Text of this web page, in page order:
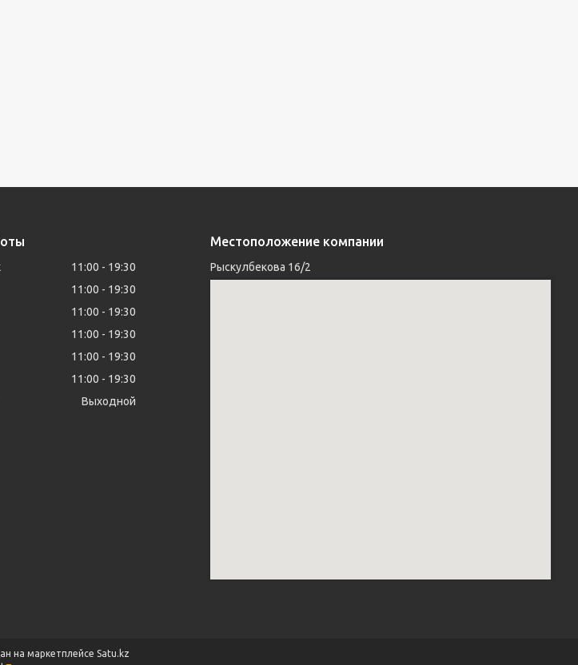
11:00
19:30
11:00
19:30
11:00
19:30
11:00
19:30
11:00
19:30
11:00
19:30
Выходной
Местоположение компании
Рыскулбекова 16/2
на маркетплейсе Satu.kz